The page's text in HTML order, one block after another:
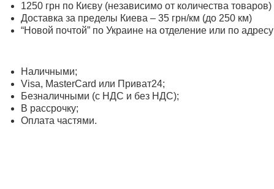
1250 грн по Києву (независимо от количества товаров)
Доставка за пределы Киева – 35 грн/км (до 250 км)
“Новой почтой” по Украине на отделение или по адресу
Наличными;
Visa, MasterСard или Приват24;
Безналичными (с НДС и без НДС);
В рассрочку;
Оплата частями.